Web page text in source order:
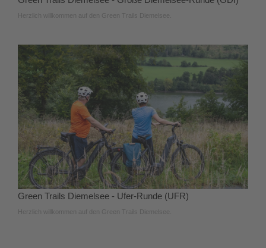
Herzlich willkommen auf den Green Trails Diemelsee.
Green Trails Diemelsee - Ufer-Runde (UFR)
Herzlich willkommen auf den Green Trails Diemelsee.